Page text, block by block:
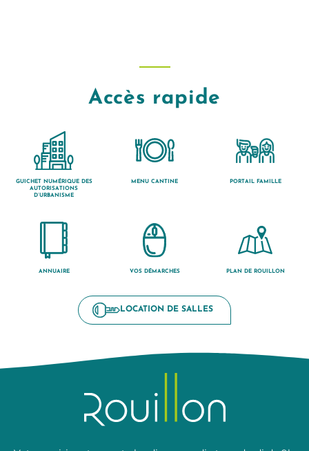
Accès rapide
GUICHET NUMÉRIQUE DES
AUTORISATIONS
D’URBANISME
MENU CANTINE PORTAIL FAMILLE
ANNUAIRE VOS DÉMARCHES PLAN DE ROUILLON
LOCATION DE SALLES